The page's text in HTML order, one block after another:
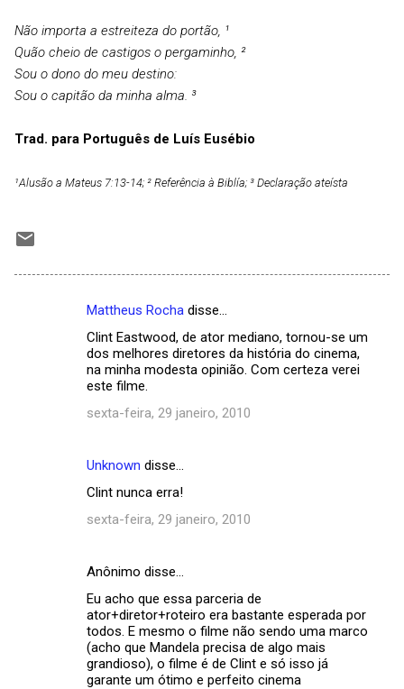
Não importa a estreiteza do portão, ¹
Quão cheio de castigos o pergaminho, ²
Sou o dono do meu destino:
Sou o capitão da minha alma. ³
Trad. para Português de Luís Eusébio
¹Alusão a Mateus 7:13-14; ² Referência à Biblía; ³ Declaração ateísta
Mattheus Rocha disse…
Clint Eastwood, de ator mediano, tornou-se um
dos melhores diretores da história do cinema,
na minha modesta opinião. Com certeza verei
este filme.
sexta-feira, 29 janeiro, 2010
Unknown disse…
Clint nunca erra!
sexta-feira, 29 janeiro, 2010
Anônimo disse…
Eu acho que essa parceria de
ator+diretor+roteiro era bastante esperada por
todos. E mesmo o filme não sendo uma marco
(acho que Mandela precisa de algo mais
grandioso), o filme é de Clint e só isso já
garante um ótimo e perfeito cinema